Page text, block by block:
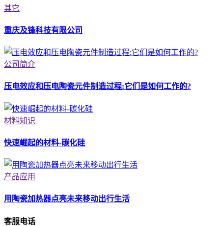
其它
重庆及锋科技有限公司
公司简介
压电效应和压电陶瓷元件制造过程:它们是如何工作的?
材料知识
快速崛起的材料-碳化硅
产品应用
用陶瓷加热器点亮未来移动出行生活
客服电话